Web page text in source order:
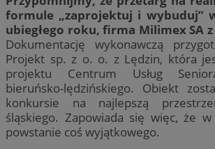
formule „zaprojektuj i wybuduj”
ubiegłego roku, firma Milimex SA
Dokumentację wykonawczą
Projekt sp. z o. o. z Lędzin, która
projektu Centrum Usług
bieruńsko-lędzińskiego. Obiekt
konkursie na najlepszą
śląskiego. Zapowiada się więc, że
powstanie coś wyjątkowego.